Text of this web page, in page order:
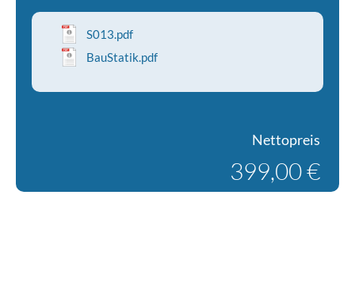
S013.pdf
BauStatik.pdf
Nettopreis
399,00 €